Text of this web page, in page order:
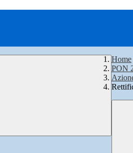
Home
PON